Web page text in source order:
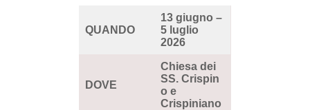
QUANDO
13 giugno –
5 luglio
2026
DOVE
Chiesa dei
SS. Crispin
o e
Crispiniano